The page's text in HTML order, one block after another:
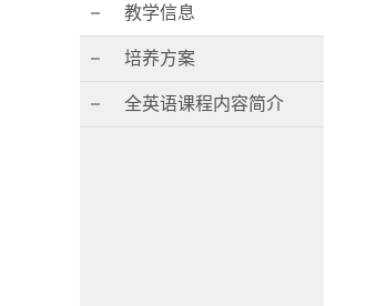
教学信息
培养方案
全英语课程内容简介